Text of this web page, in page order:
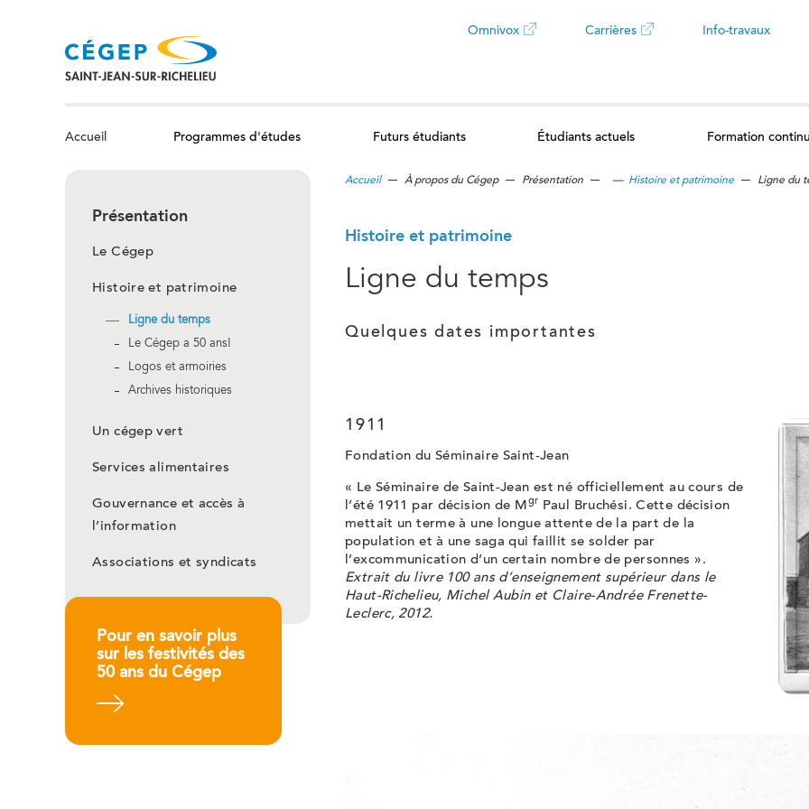
Omnivox
dans
un
nouvel
onglet
Carrières
ouvrira
Info-travaux
Accueil Programmes d'études Futurs étudiants Étudiants actuels Formation
Présentation
Le Cégep
Histoire et patrimoine
Ligne du temps
Le Cégep a 50 ans!
Logos et armoiries
Archives historiques
Un cégep vert
Services alimentaires
Gouvernance et accès à
l’information
Associations et syndicats
Pour en savoir plus
sur les festivités des
50 ans du Cégep
Accueil À propos du Cégep Présentation — Histoire et patrimoine Ligne du
Histoire et patrimoine
Ligne du temps
Quelques dates importantes
1911
Fondation du Séminaire Saint-Jean
« Le Séminaire de Saint-Jean est né officiellement au cours de
l’été 1911 par décision de Mgr Paul Bruchési. Cette décision
mettait un terme à une longue attente de la part de la
population et à une saga qui faillit se solder par
l’excommunication d’un certain nombre de personnes ».
Extrait du livre 100 ans d’enseignement supérieur dans le
Haut-Richelieu, Michel Aubin et Claire-Andrée Frenette-
Leclerc, 2012.